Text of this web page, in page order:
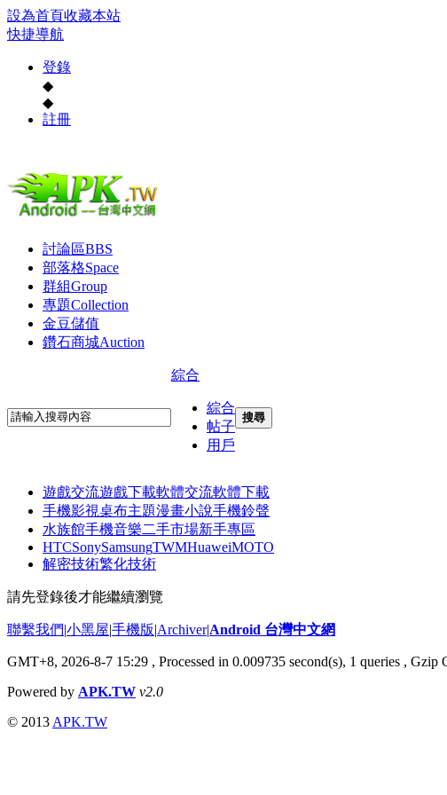
設為首頁收藏本站
快捷導航
登錄
◆
◆
註冊
討論區BBS
部落格Space
群組Group
專題Collection
金豆儲值
鑽石商城Auction
綜合
綜合
帖子
用戶
搜尋
遊戲交流遊戲下載軟體交流軟體下載
手機影視桌布主題漫畫小說手機鈴聲
水族館手機音樂二手市場新手專區
HTCSonySamsungTWMHuaweiMOTO
解密技術繁化技術
請先登錄後才能繼續瀏覽
聯繫我們|小黑屋|手機版|Archiver|Android 台灣中文網
GMT+8, 2026-8-7 15:29 , Processed in 0.009735 second(s), 1 queries , Gzip
Powered by APK.TW v2.0
© 2013 APK.TW